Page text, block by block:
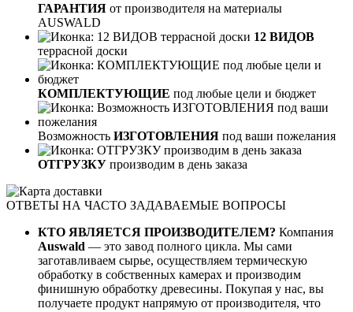
ГАРАНТИЯ от производителя на материалы
AUSWALD
12 ВИДОВ
террасной доски
КОМПЛЕКТУЮЩИЕ под любые цели и бюджет
Возможность ИЗГОТОВЛЕНИЯ под ваши пожелания
ОТГРУЗКУ производим в день заказа
ОТВЕТЫ НА ЧАСТО ЗАДАВАЕМЫЕ ВОПРОСЫ
КТО ЯВЛЯЕТСЯ ПРОИЗВОДИТЕЛЕМ? Компания
Auswald — это завод полного цикла. Мы сами
заготавливаем сырье, осуществляем термическую
обработку в собственных камерах и производим
финишную обработку древесины. Покупая у нас, вы
получаете продукт напрямую от производителя, что